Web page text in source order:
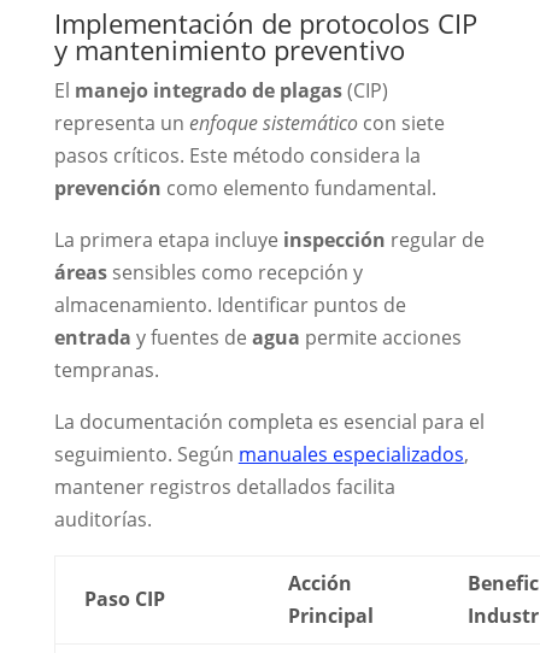
Implementación de protocolos CIP
y mantenimiento preventivo
El manejo integrado de plagas(CIP)
representa un enfoque sistemáticocon siete
pasos críticos. Este método considera la
prevención como elemento fundamental.
La primera etapa incluye inspección regular de
áreassensibles como recepción y
almacenamiento. Identificar puntos de
entrada y fuentes de agua permite acciones
tempranas.
La documentación completa es esencial para el
seguimiento. Según manuales especializados,
mantener registros detallados facilita
auditorías.
Paso CIP
Acción
Principal